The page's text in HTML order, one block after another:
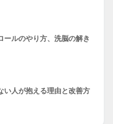
ールのやり方、洗脳の解き
い人が抱える理由と改善方